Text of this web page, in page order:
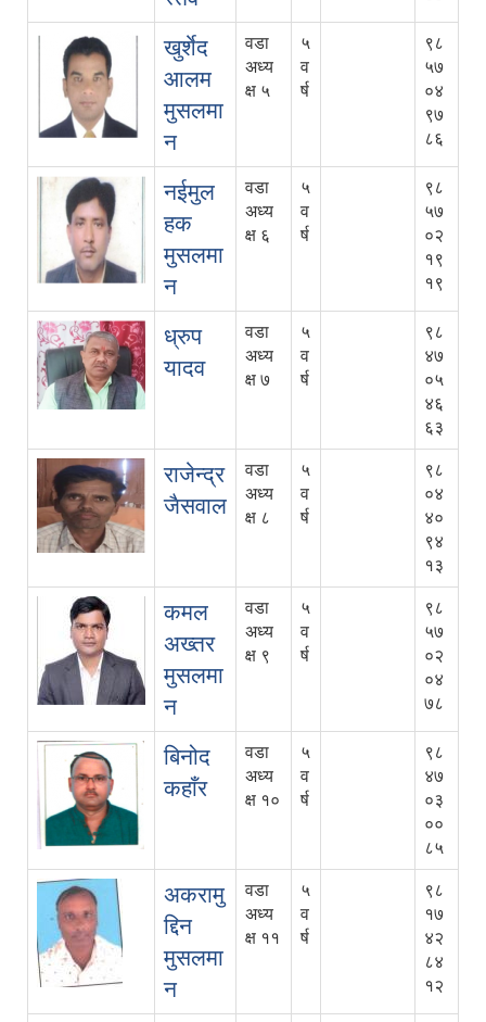
खुर्शेद
आलम
मुसलमा
न
वडा
अध्य
क्ष ५
५
व
र्ष
९८
५७
०४
९७
८६
नईमुल
हक
मुसलमा
न
वडा
अध्य
क्ष ६
५
व
र्ष
९८
५७
०२
१९
१९
ध्रुप
यादव
वडा
अध्य
क्ष ७
५
व
र्ष
९८
४७
०५
४६
६३
राजेन्द्र
जैसवाल
वडा
अध्य
क्ष ८
५
व
र्ष
९८
०४
४०
९४
१३
कमल
अख्तर
मुसलमा
न
वडा
अध्य
क्ष ९
५
व
र्ष
९८
५७
०२
०४
७८
बिनोद
कहाँर
वडा
अध्य
क्ष १०
५
व
र्ष
९८
४७
०३
००
८५
अकरामु
द्दिन
मुसलमा
न
वडा
अध्य
क्ष ११
५
व
र्ष
९८
१७
४२
८४
१२